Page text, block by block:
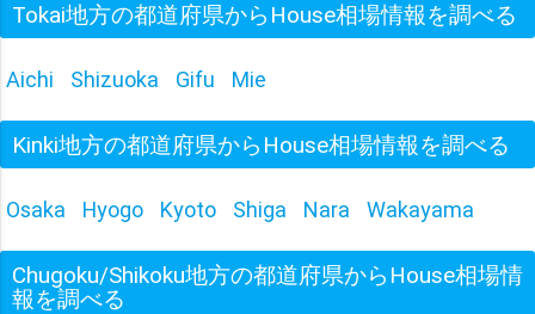
Tokai地方の都道府県からHouse相場情報を調べる
Aichi Shizuoka Gifu Mie
Kinki地方の都道府県からHouse相場情報を調べる
Osaka Hyogo Kyoto Shiga Nara Wakayama
Chugoku/Shikoku地方の都道府県からHouse相場情
報を調べる